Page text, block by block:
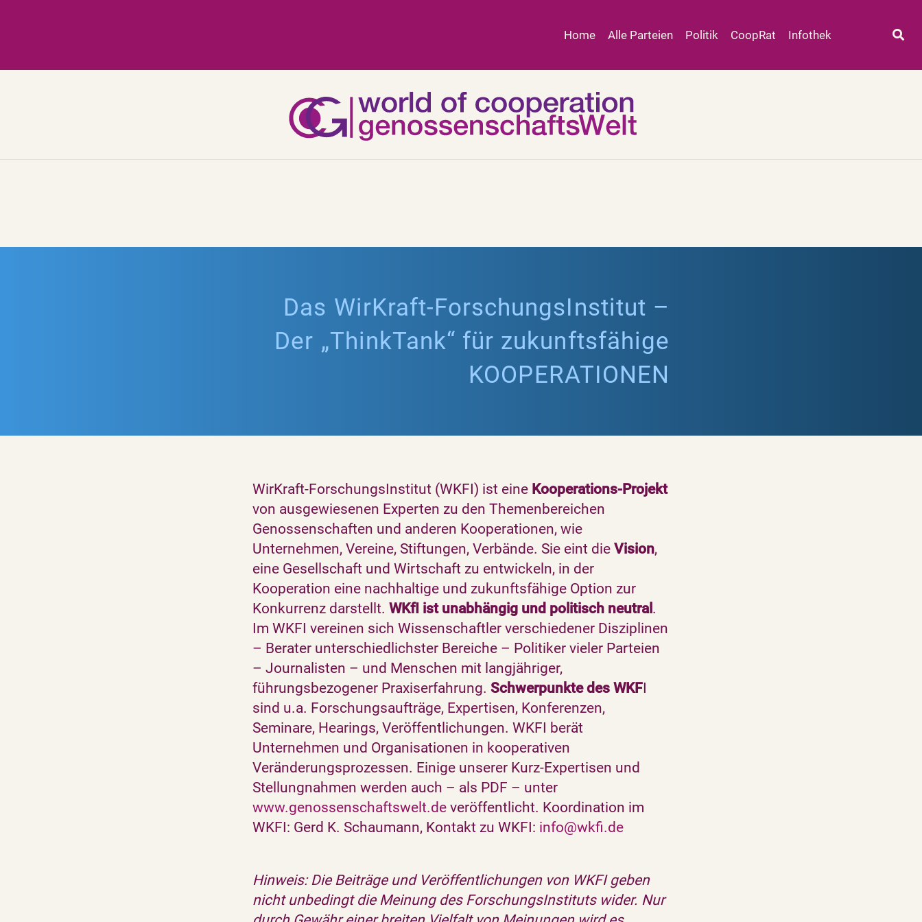
Home Alle Parteien Politik CoopRat Infothek
Das WirKraft-ForschungsInstitut –
Der „ThinkTank“ für zukunftsfähige
KOOPERATIONEN
WirKraft-ForschungsInstitut (WKFI) ist eine Kooperations-Projekt
von ausgewiesenen Experten zu den Themenbereichen
Genossenschaften und anderen Kooperationen, wie
Unternehmen, Vereine, Stiftungen, Verbände. Sie eint die Vision,
eine Gesellschaft und Wirtschaft zu entwickeln, in der
Kooperation eine nachhaltige und zukunftsfähige Option zur
Konkurrenz darstellt. WKfI ist unabhängig und politisch neutral .
Im WKFI vereinen sich Wissenschaftler verschiedener Disziplinen
– Berater unterschiedlichster Bereiche – Politiker vieler Parteien
– Journalisten – und Menschen mit langjähriger,
führungsbezogener Praxiserfahrung. Schwerpunkte des WKFI
sind u.a. Forschungsaufträge, Expertisen, Konferenzen,
Seminare, Hearings, Veröffentlichungen. WKFI berät
Unternehmen und Organisationen in kooperativen
Veränderungsprozessen. Einige unserer Kurz-Expertisen und
Stellungnahmen werden auch – als PDF – unter
www.genossenschaftswelt.de veröffentlicht. Koordination im
WKFI: Gerd K. Schaumann, Kontakt zu WKFI: info@wkfi.de
Hinweis: Die Beiträge und Veröffentlichungen von WKFI geben
nicht unbedingt die Meinung des ForschungsInstituts wider. Nur